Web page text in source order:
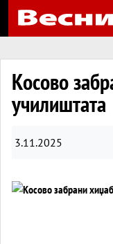
Косово
училиштата
3.11.2025